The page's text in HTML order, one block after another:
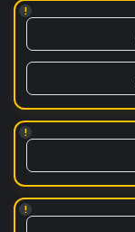
!
!
!